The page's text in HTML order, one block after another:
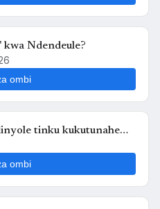
kwa Ndendeule?
ombi
tinku kukutunahe
kwa Swahili?
ombi